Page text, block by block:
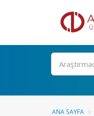
Ara
ANA SAYFA